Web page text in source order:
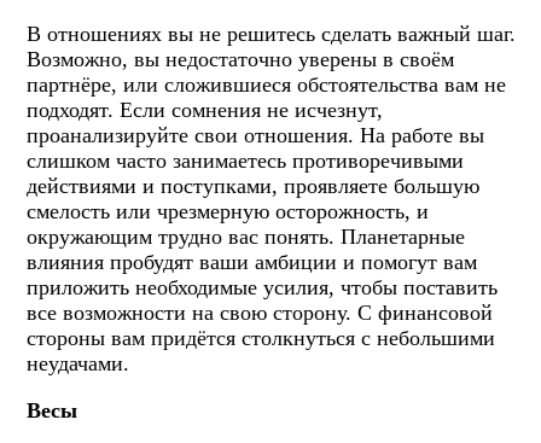
В отношениях вы не решитесь сделать важный шаг.
Возможно, вы недостаточно уверены в своём
партнёре, или сложившиеся обстоятельства вам не
подходят. Если сомнения не исчезнут,
проанализируйте свои отношения. На работе вы
слишком часто занимаетесь противоречивыми
действиями и поступками, проявляете большую
смелость или чрезмерную осторожность, и
окружающим трудно вас понять. Планетарные
влияния пробудят ваши амбиции и помогут вам
приложить необходимые усилия, чтобы поставить
все возможности на свою сторону. С финансовой
стороны вам придётся столкнуться с небольшими
неудачами.
Весы